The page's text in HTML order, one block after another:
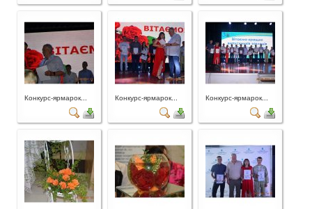
Конкурс-ярмарок... Конкурс-ярмарок... Конкурс-ярмарок...